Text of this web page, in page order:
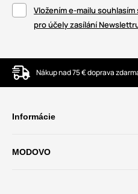
Vložením e-mailu
pro účely zasílání
Nákup nad 75 € doprava
Informácie
MODOVO